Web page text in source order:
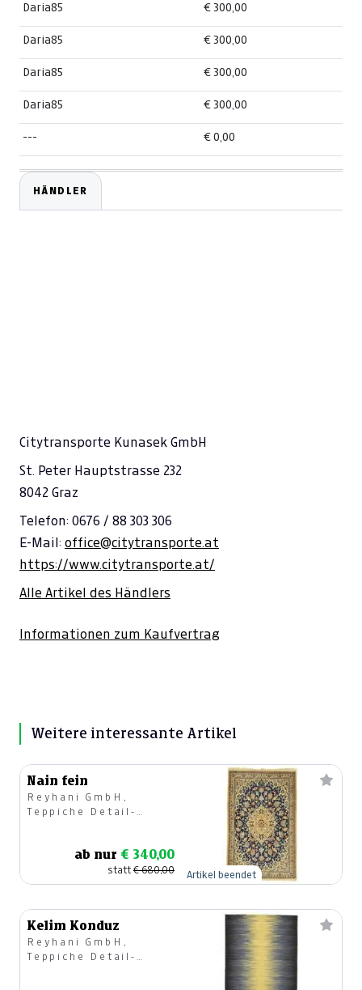
Daria85 € 300,00
Daria85 € 300,00
Daria85 € 300,00
Daria85 € 300,00
--- € 0,00
HÄNDLER
Citytransporte Kunasek GmbH
St. Peter Hauptstrasse 232
8042 Graz
Telefon: 0676 / 88 303 306
E-Mail: office@citytransporte.at
https://www.citytransporte.at/
Alle Artikel des Händlers
Informationen zum Kaufvertrag
Weitere interessante Artikel
Nain fein
Reyhani GmbH,
Teppiche Detail-
ab nur € 340,00
statt€ 680,00 Artikel beendet
Kelim Konduz
Reyhani GmbH,
Teppiche Detail-